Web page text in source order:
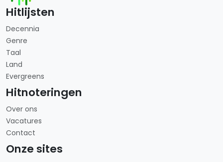
Hitlijsten
Decennia
Genre
Taal
Land
Evergreens
Hitnoteringen
Over ons
Vacatures
Contact
Onze sites